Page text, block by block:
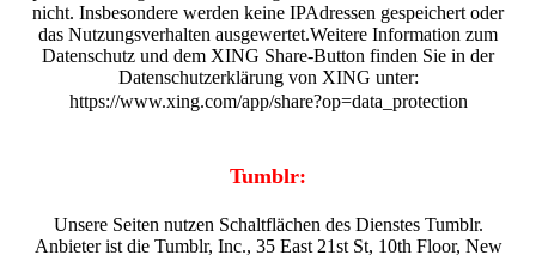
nicht. Insbesondere werden keine IPAdressen gespeichert oder
das Nutzungsverhalten ausgewertet.Weitere Information zum
Datenschutz und dem XING Share-Button finden Sie in der
Datenschutzerklärung von XING unter:
https://www.xing.com/app/share?op=data_protection
Tumblr:
Unsere Seiten nutzen Schaltflächen des Dienstes Tumblr.
Anbieter ist die Tumblr, Inc., 35 East 21st St, 10th Floor, New